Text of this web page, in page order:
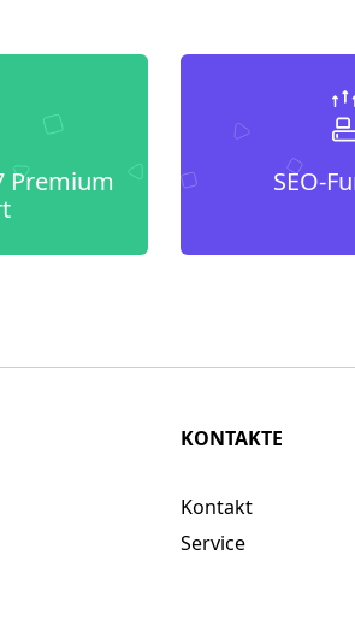
Premium
SEO-
KONTAKTE
Kontakt
Service